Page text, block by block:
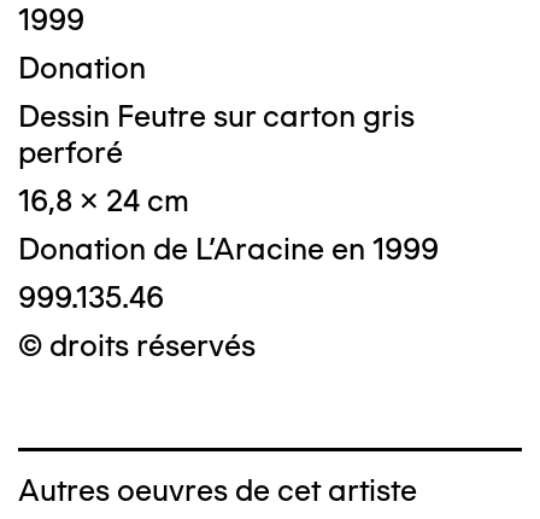
1999
Donation
Dessin Feutre sur carton gris
perforé
16,8 x 24 cm
Donation de L'Aracine en 1999
999.135.46
© droits réservés
Autres oeuvres de cet artiste